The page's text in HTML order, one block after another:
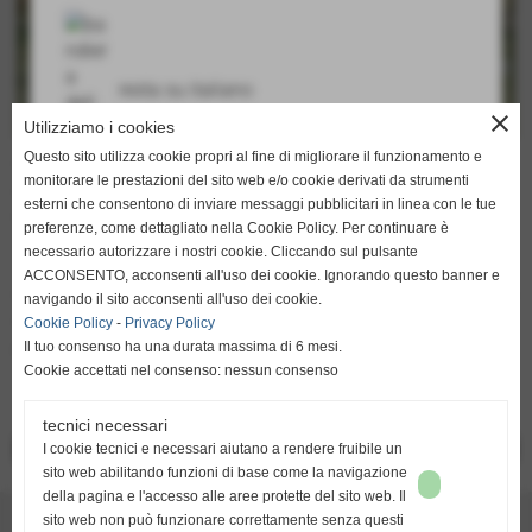
Ci è voluto un calcio di rigore per superare Mattia Lanzano
e permettere al Chania di battere il Fokikos.
La formazione di Amfissa ha giocato una buona gara,
sfiorando la rete a più riprese e facendo affidamento sull
´estremo difensore italiano che non ha sbagliato nulla.
Impossibile però gli è stato fermare anche il tiro degli undici
metri che ha permesso al Chania di portare a casa i tre
punti.
<< PRECEDENTE SUCCESSIVO >>
AMSports - Pro-AM Academy
go to english
http://translate.google.it/
close
Utilizziamo i cookies
Questo sito utilizza cookie propri al fine di migliorare il funzionamento e
monitorare le prestazioni del sito web e/o cookie derivati da strumenti
esterni che consentono di inviare messaggi pubblicitari in linea con le tue
preferenze, come dettagliato nella Cookie Policy. Per continuare è
necessario autorizzare i nostri cookie. Cliccando sul pulsante
ACCONSENTO, acconsenti all'uso dei cookie. Ignorando questo banner e
navigando il sito acconsenti all'uso dei cookie.
Cookie Policy - Privacy Policy
Il tuo consenso ha una durata massima di 6 mesi.
Cookie accettati nel consenso: nessun consenso
tecnici necessari
I cookie tecnici e necessari aiutano a rendere fruibile un
sito web abilitando funzioni di base come la navigazione
della pagina e l'accesso alle aree protette del sito web. Il
sito web non può funzionare correttamente senza questi